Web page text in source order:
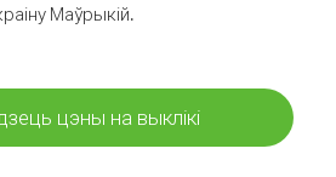
Маўрыкій.
цэны на выклікі